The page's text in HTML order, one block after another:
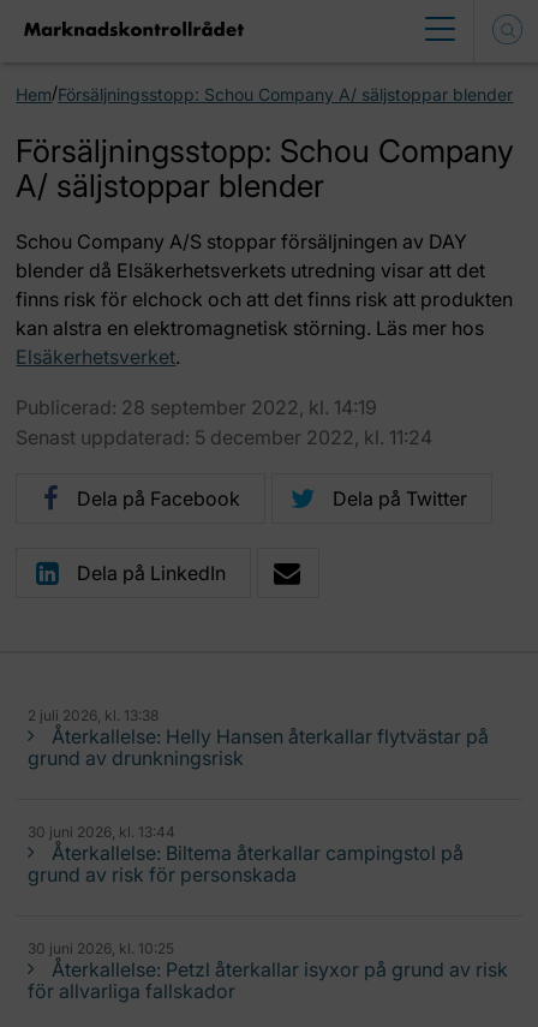
Hem/Försäljningsstopp: Schou Company A/ säljstoppar blender
Försäljningsstopp: Schou Company
A/ säljstoppar blender
Schou Company A/S stoppar försäljningen av DAY
blender då Elsäkerhetsverkets utredning visar att det
finns risk för elchock och att det finns risk att produkten
kan alstra en elektromagnetisk störning. Läs mer hos
Elsäkerhetsverket.
Publicerad: 28 september 2022, kl. 14:19
Senast uppdaterad: 5 december 2022, kl. 11:24
Dela på Facebook Dela på Twitter
Dela på LinkedIn
2 juli 2026, kl. 13:38
Återkallelse: Helly Hansen återkallar flytvästar på
grund av drunkningsrisk
30 juni 2026, kl. 13:44
Återkallelse: Biltema återkallar campingstol på
grund av risk för personskada
30 juni 2026, kl. 10:25
Återkallelse: Petzl återkallar isyxor på grund av risk
för allvarliga fallskador